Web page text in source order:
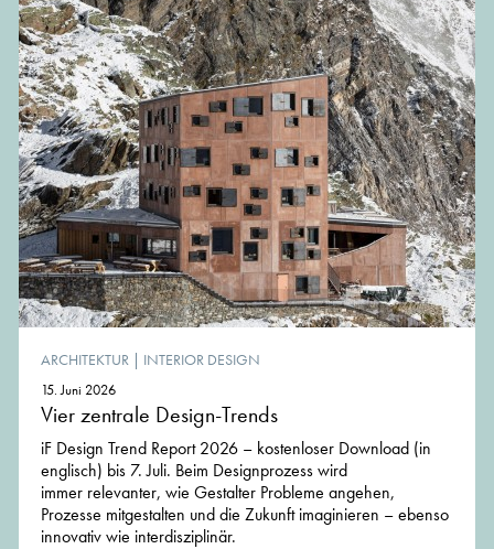
ARCHITEKTUR | INTERIOR DESIGN
15. Juni 2026
Vier zentrale Design-Trends
iF Design Trend Report 2026 – kostenloser Download (in
englisch) bis 7. Juli. Beim Designprozess wird
immer relevanter, wie Gestalter Probleme angehen,
Prozesse mitgestalten und die Zukunft imaginieren – ebenso
innovativ wie interdisziplinär.